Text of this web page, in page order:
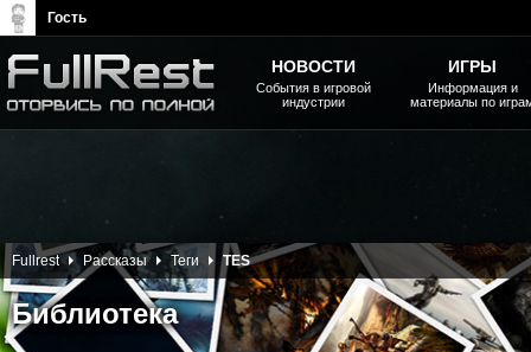
Библиотека
Fullrest Рассказы Теги TES
НОВОСТИ
События в игровой
индустрии
ИГРЫ
Информация и
материалы по
Гость